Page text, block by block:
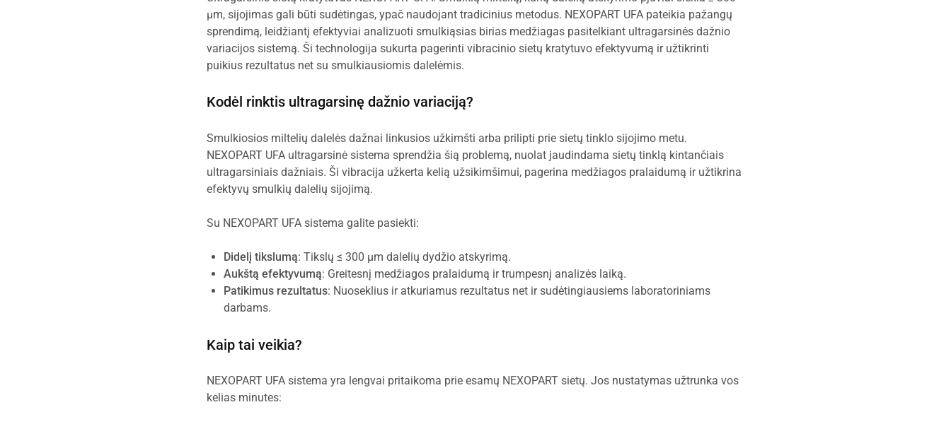
µm, sijojimas gali būti sudėtingas, ypač naudojant tradicinius metodus. NEXOPART UFA pateikia pažangų
sprendimą, leidžiantį efektyviai analizuoti smulkiąsias birias medžiagas pasitelkiant ultragarsinės dažnio
variacijos sistemą. Ši technologija sukurta pagerinti vibracinio sietų kratytuvo efektyvumą ir užtikrinti
puikius rezultatus net su smulkiausiomis dalelėmis.
Kodėl rinktis ultragarsinę dažnio variaciją?
Smulkiosios miltelių dalelės dažnai linkusios užkimšti arba prilipti prie sietų tinklo sijojimo metu.
NEXOPART UFA ultragarsinė sistema sprendžia šią problemą, nuolat jaudindama sietų tinklą kintančiais
ultragarsiniais dažniais. Ši vibracija užkerta kelią užsikimšimui, pagerina medžiagos pralaidumą ir užtikrina
efektyvų smulkių dalelių sijojimą.
Su NEXOPART UFA sistema galite pasiekti:
Didelį tikslumą: Tikslų ≤ 300 µm dalelių dydžio atskyrimą.
Aukštą efektyvumą: Greitesnį medžiagos pralaidumą ir trumpesnį analizės laiką.
Patikimus rezultatus: Nuoseklius ir atkuriamus rezultatus net ir sudėtingiausiems laboratoriniams
darbams.
Kaip tai veikia?
NEXOPART UFA sistema yra lengvai pritaikoma prie esamų NEXOPART sietų. Jos nustatymas užtrunka vos
kelias minutes: